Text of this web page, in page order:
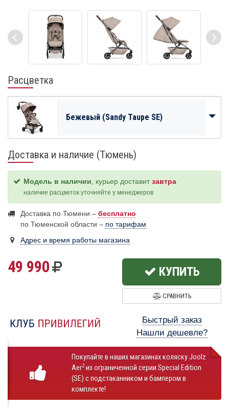
Расцветка
Бежевый (Sandy Taupe SE)
Доставка и наличие (Тюмень)
Модель в наличии , курьер доставитзавтра
наличие расцветок уточняйте у менеджеров
Доставка по Тюмени – бесплатно
по Тюменской области – по тарифам
Адрес и время работы магазина
49 990 КУПИТЬ
СРАВНИТЬ
Быстрый заказ
Нашли дешевле?
Покупайте в наших магазинах коляску Joolz
Aer2из ограниченной серии Special Edition
(SE) с подстаканником и бампером в
комплекте!